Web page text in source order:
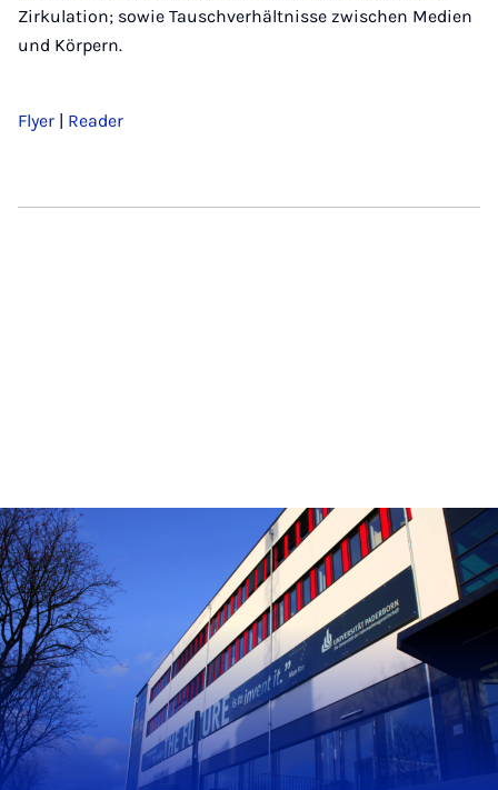
Zirkulation; sowie Tauschverhältnisse zwischen Medien
und Körpern.
Flyer | Reader